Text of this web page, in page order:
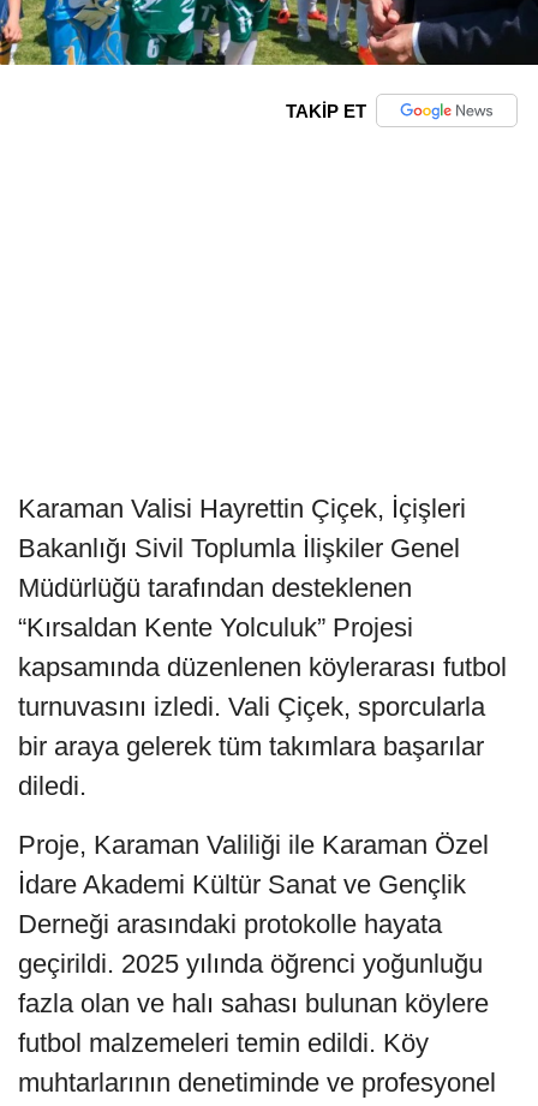
TAKİP ET
Karaman Valisi Hayrettin Çiçek, İçişleri
Bakanlığı Sivil Toplumla İlişkiler Genel
Müdürlüğü tarafından desteklenen
“Kırsaldan Kente Yolculuk” Projesi
kapsamında düzenlenen köylerarası futbol
turnuvasını izledi. Vali Çiçek, sporcularla
bir araya gelerek tüm takımlara başarılar
diledi.
Proje, Karaman Valiliği ile Karaman Özel
İdare Akademi Kültür Sanat ve Gençlik
Derneği arasındaki protokolle hayata
geçirildi. 2025 yılında öğrenci yoğunluğu
fazla olan ve halı sahası bulunan köylere
futbol malzemeleri temin edildi. Köy
muhtarlarının denetiminde ve profesyonel